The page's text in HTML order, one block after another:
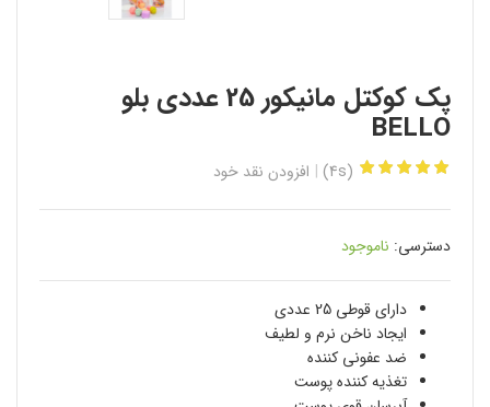
پک کوکتل مانیکور 25 عددی بلو
BELLO
(4s) افزودن نقد خود
دسترسی: ناموجود
دارای قوطی 25 عددی
ایجاد ناخن نرم و لطیف
ضد عفونی کننده
تغذیه کننده پوست